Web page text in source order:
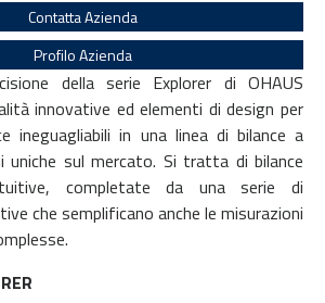
Contatta Azienda
Profilo Azienda
della serie Explorer di OHAUS
innovative ed elementi di design per
ineguagliabili in una linea di bilance a
uniche sul mercato. Si tratta di bilance
completate da una serie di
che semplificano anche le misurazioni